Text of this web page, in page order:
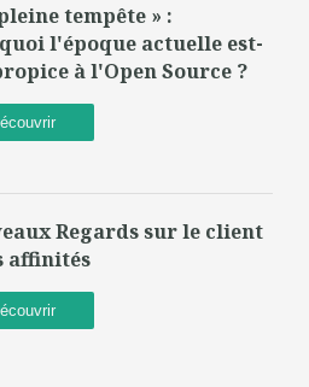
tempête » :
l'époque actuelle est-
à l'Open Source ?
Regards sur le client
affinités